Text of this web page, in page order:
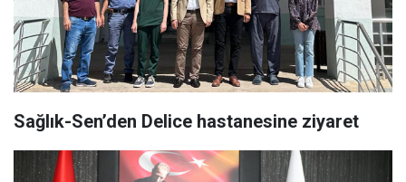
Sağlık-Sen’den Delice hastanesine ziyaret